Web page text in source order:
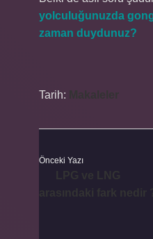
yolculuğunuzda
zaman duydunuz?
Tarih:
Önceki Yazı